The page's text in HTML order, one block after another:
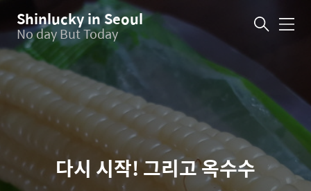
Shinlucky in Seoul
No day But Today 메
다시 시작! 그리고 옥수수